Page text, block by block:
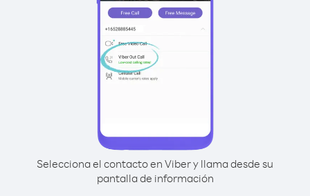
Selecciona el contacto en Viber y llama desde su
pantalla de información